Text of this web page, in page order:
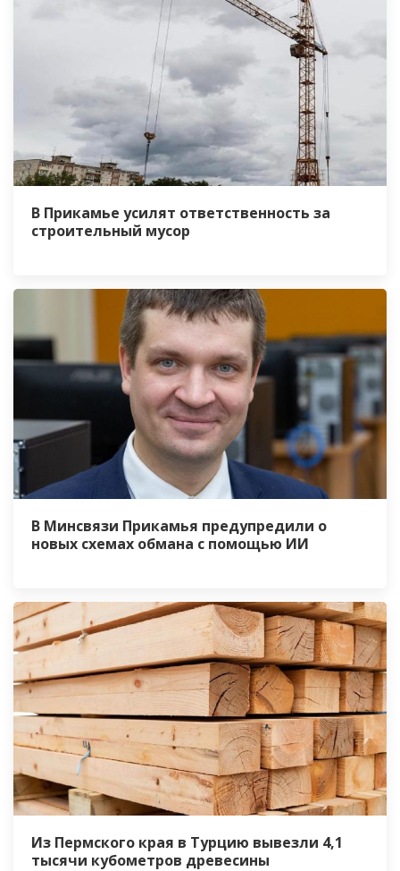
В Прикамье усилят ответственность за
строительный мусор
В Минсвязи Прикамья предупредили о
новых схемах обмана с помощью ИИ
Из Пермского края в Турцию вывезли 4,1
тысячи кубометров древесины